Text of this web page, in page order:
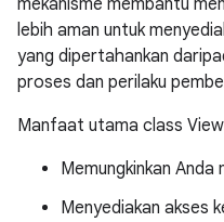
mekanisme membantu
lebih aman untuk
yang dipertahankan
proses dan perilaku
Manfaat utama class
Memungkinkan
Menyediakan akses